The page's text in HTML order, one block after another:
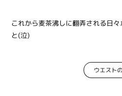
これから麦茶沸しに翻弄される日
と(泣)